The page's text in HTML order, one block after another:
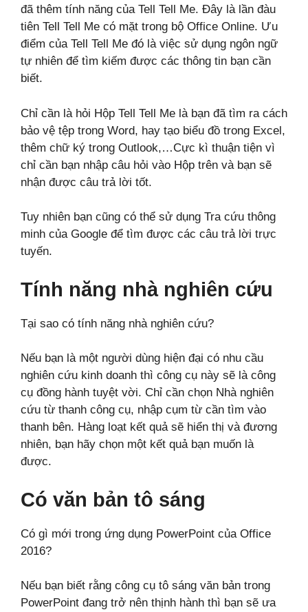
đã thêm tính năng của Tell Tell Me. Đây là lần đàu
tiên Tell Tell Me có mặt trong bộ Office Online. Ưu
điểm của Tell Tell Me đó là việc sử dụng ngôn ngữ
tự nhiên để tìm kiếm được các thông tin bạn cần
biết.
Chỉ cần là hỏi Hộp Tell Tell Me là bạn đã tìm ra cách
bảo vệ tệp trong Word, hay tạo biểu đồ trong Excel,
thêm chữ ký trong Outlook,…Cực kì thuận tiện vì
chỉ cần bạn nhập câu hỏi vào Hộp trên và bạn sẽ
nhận được câu trả lời tốt.
Tuy nhiên bạn cũng có thể sử dụng Tra cứu thông
minh của Google để tìm được các câu trả lời trực
tuyến.
Tính năng nhà nghiên cứu
Tại sao có tính năng nhà nghiên cứu?
Nếu bạn là một người dùng hiện đại có nhu cầu
nghiên cứu kinh doanh thì công cụ này sẽ là công
cụ đồng hành tuyệt vời. Chỉ cần chọn Nhà nghiên
cứu từ thanh công cụ, nhập cụm từ cần tìm vào
thanh bên. Hàng loạt kết quả sẽ hiển thị và đương
nhiên, bạn hãy chọn một kết quả bạn muốn là
được.
Có văn bản tô sáng
Có gì mới trong ứng dụng PowerPoint của Office
2016?
Nếu bạn biết rằng công cụ tô sáng văn bản trong
PowerPoint đang trở nên thịnh hành thì bạn sẽ ưa